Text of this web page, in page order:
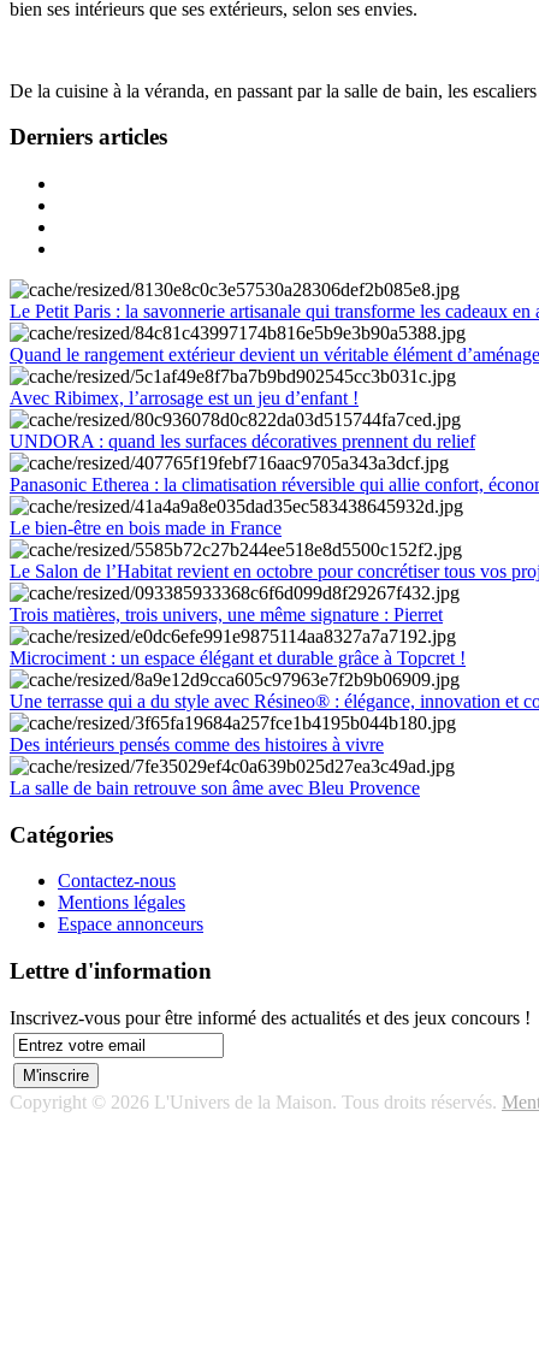
bien ses intérieurs que ses extérieurs, selon ses envies.
De la cuisine à la véranda, en passant par la salle de bain, les
Derniers articles
Le Petit Paris : la savonnerie artisanale qui transforme les cadeaux en
Quand le rangement extérieur devient un véritable élément
Avec Ribimex, l’arrosage est un jeu d’enfant !
UNDORA : quand les surfaces décoratives prennent du relief
Panasonic Etherea : la climatisation réversible qui allie confort,
Le bien-être en bois made in France
Le Salon de l’Habitat revient en octobre pour concrétiser tous vos
Trois matières, trois univers, une même signature : Pierret
Microciment : un espace élégant et durable grâce à Topcret !
Une terrasse qui a du style avec Résineo® : élégance, innovation et
Des intérieurs pensés comme des histoires à vivre
La salle de bain retrouve son âme avec Bleu Provence
Catégories
Contactez-nous
Mentions légales
Espace annonceurs
Lettre d'information
Inscrivez-vous pour être informé des actualités et des jeux concours !
Copyright © 2026 L'Univers de la Maison. Tous droits réservés.